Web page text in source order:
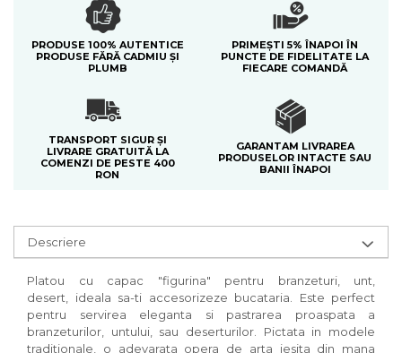
PRODUSE 100% AUTENTICE
PRODUSE FĂRĂ CADMIU ȘI
PLUMB
PRIMEȘTI 5% ÎNAPOI ÎN
PUNCTE DE FIDELITATE LA
FIECARE COMANDĂ
TRANSPORT SIGUR ȘI
LIVRARE GRATUITĂ LA
COMENZI DE PESTE 400
RON
GARANTAM LIVRAREA
PRODUSELOR INTACTE SAU
BANII ÎNAPOI
Descriere
Platou cu capac "figurina" pentru branzeturi, unt,
desert, ideala sa-ti accesorizeze bucataria. Este perfect
pentru servirea eleganta si pastrarea proaspata a
branzeturilor, untului, sau deserturilor. Pictata in modele
traditionale, o adevarata opera de arta iesita din mana